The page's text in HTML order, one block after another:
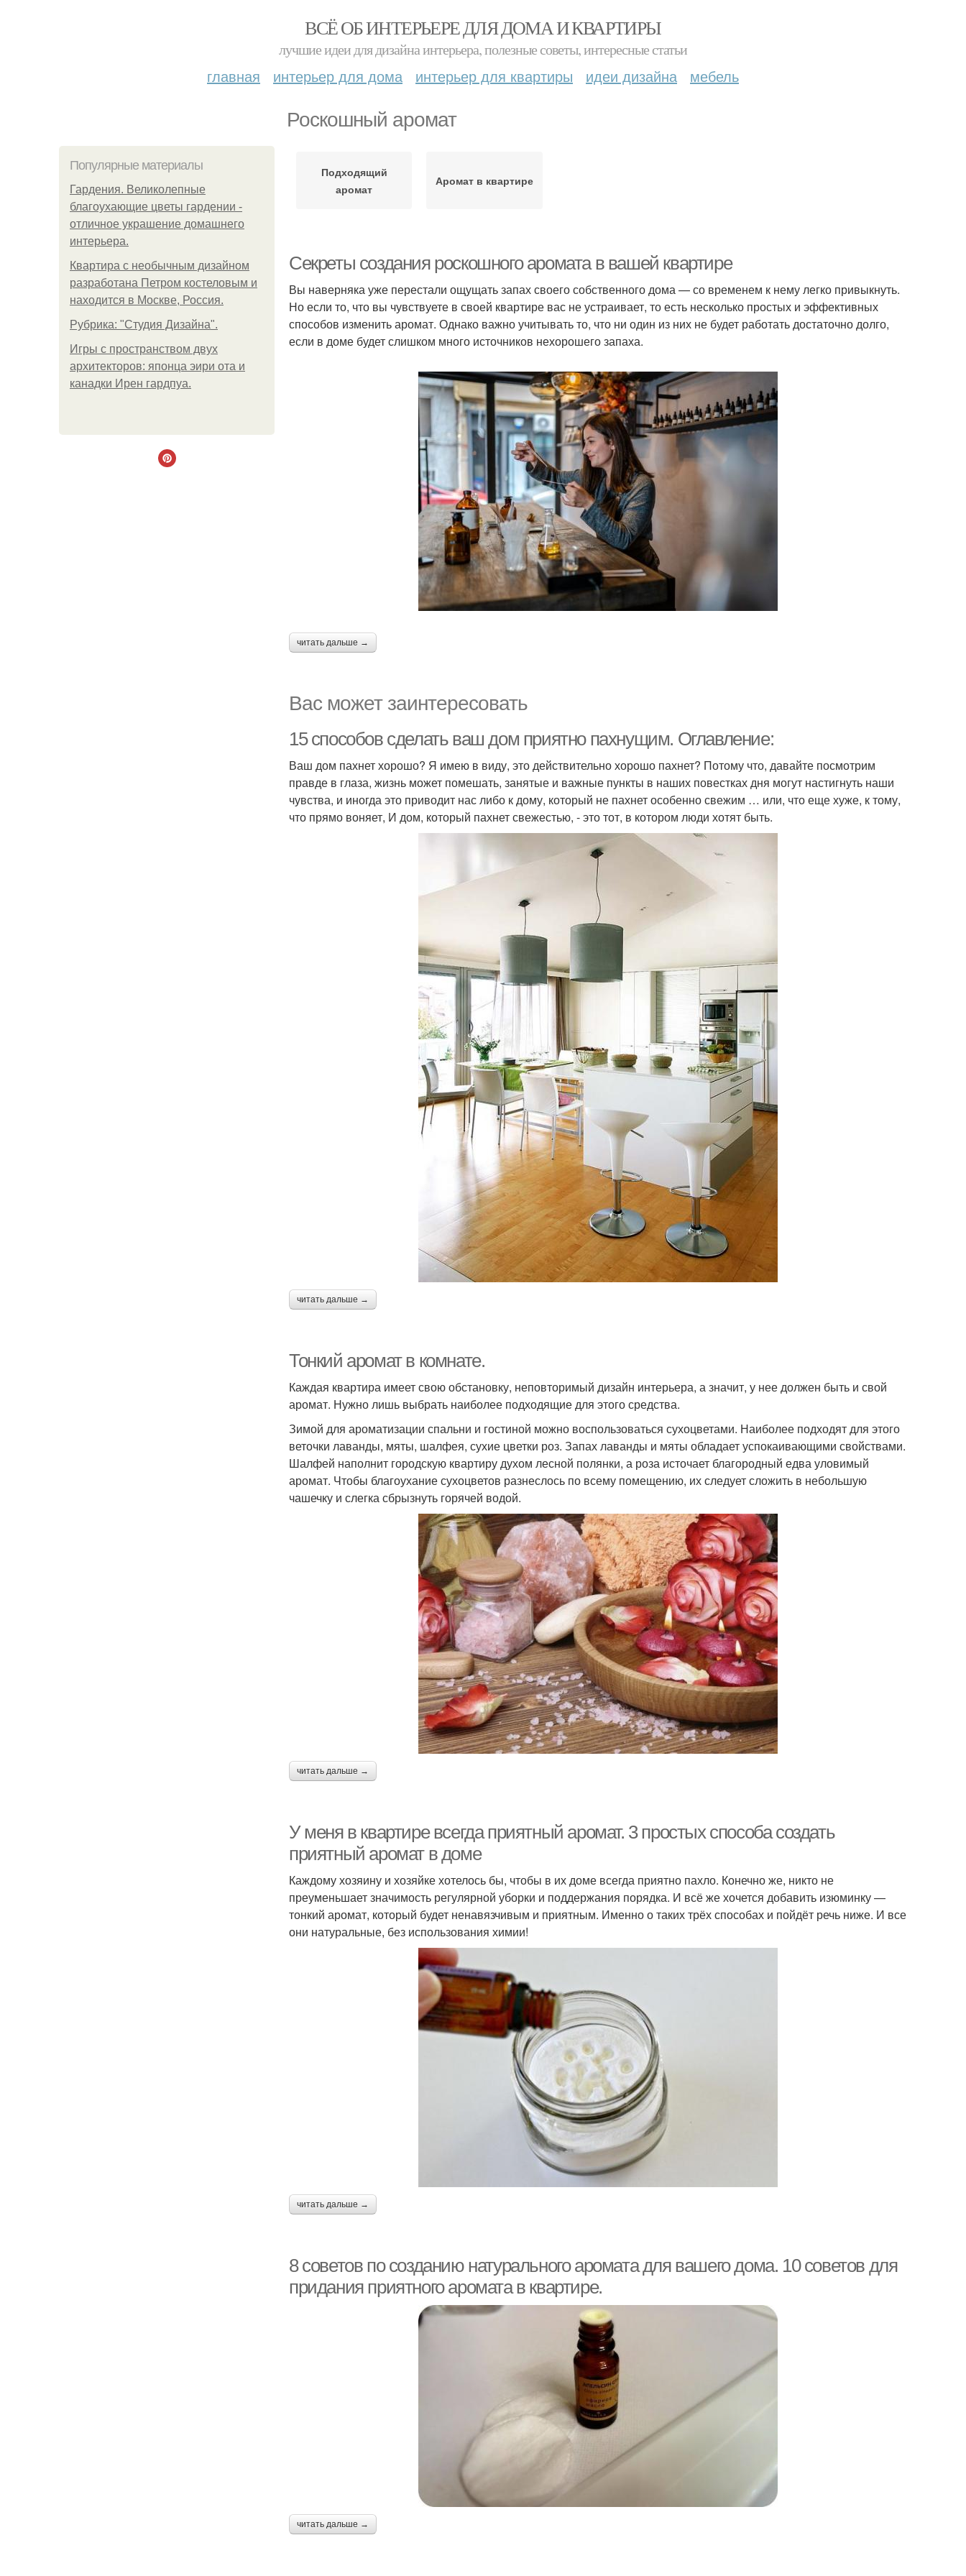
ВСЁ ОБ ИНТЕРЬЕРЕ ДЛЯ ДОМА И КВАРТИРЫ
лучшие идеи для дизайна интерьера, полезные советы, интересные статьи
главная интерьер для дома интерьер для квартиры идеи дизайна мебель
Роскошный аромат
Популярные материалы
Гардения. Великолепные
благоухающие цветы гардении -
отличное украшение домашнего
интерьера.
Квартира с необычным дизайном
разработана Петром костеловым и
находится в Москве, Россия.
Рубрика: "Студия Дизайна".
Игры с пространством двух
архитекторов: японца эири ота и
канадки Ирен гардпуа.
Подходящий
аромат
Аромат в квартире
Секреты создания роскошного аромата в вашей квартире
Вы наверняка уже перестали ощущать запах своего собственного дома — со временем к нему легко привыкнуть.
Но если то, что вы чувствуете в своей квартире вас не устраивает, то есть несколько простых и эффективных
способов изменить аромат. Однако важно учитывать то, что ни один из них не будет работать достаточно долго,
если в доме будет слишком много источников нехорошего запаха.
читать дальше →
Вас может заинтересовать
15 способов сделать ваш дом приятно пахнущим. Оглавление:
Ваш дом пахнет хорошо? Я имею в виду, это действительно хорошо пахнет? Потому что, давайте посмотрим
правде в глаза, жизнь может помешать, занятые и важные пункты в наших повестках дня могут настигнуть наши
чувства, и иногда это приводит нас либо к дому, который не пахнет особенно свежим … или, что еще хуже, к тому,
что прямо воняет, И дом, который пахнет свежестью, - это тот, в котором люди хотят быть.
читать дальше →
Тонкий аромат в комнате.
Каждая квартира имеет свою обстановку, неповторимый дизайн интерьера, а значит, у нее должен быть и свой
аромат. Нужно лишь выбрать наиболее подходящие для этого средства.
Зимой для ароматизации спальни и гостиной можно воспользоваться сухоцветами. Наиболее подходят для этого
веточки лаванды, мяты, шалфея, сухие цветки роз. Запах лаванды и мяты обладает успокаивающими свойствами.
Шалфей наполнит городскую квартиру духом лесной полянки, а роза источает благородный едва уловимый
аромат. Чтобы благоухание сухоцветов разнеслось по всему помещению, их следует сложить в небольшую
чашечку и слегка сбрызнуть горячей водой.
читать дальше →
У меня в квартире всегда приятный аромат. 3 простых способа создать
приятный аромат в доме
Каждому хозяину и хозяйке хотелось бы, чтобы в их доме всегда приятно пахло. Конечно же, никто не
преуменьшает значимость регулярной уборки и поддержания порядка. И всё же хочется добавить изюминку —
тонкий аромат, который будет ненавязчивым и приятным. Именно о таких трёх способах и пойдёт речь ниже. И все
они натуральные, без использования химии!
читать дальше →
8 советов по созданию натурального аромата для вашего дома. 10 советов для
придания приятного аромата в квартире.
читать дальше →